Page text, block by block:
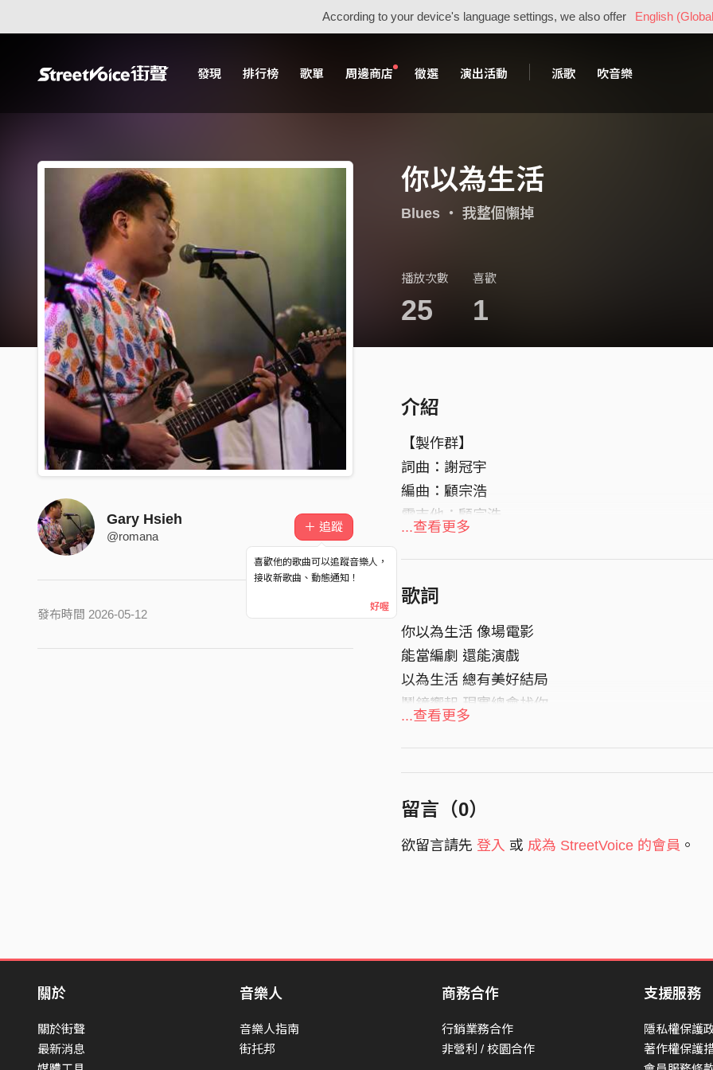
According to your device's language settings, we also offer English
發現 排行榜 歌單 周邊商店 徵選 演出活動 派歌 吹音樂
你以為生活
Blues・ 我整個懶掉
播放次數
25
喜歡
1
Gary Hsieh
@romana
＋ 追蹤
喜歡他的歌曲可以追蹤音樂人，
接收新歌曲、動態通知！
好喔
發布時間 2026-05-12
介紹
【製作群】
詞曲：謝冠宇
編曲：顧宗浩
電吉他：顧宗浩
木吉他：顧宗浩
口琴：顧宗浩
和聲編寫：謝冠宇、顧宗浩
【風格】
芝加哥藍調 Chicago Blues
時間軸來到 1950 年代——藍調離開了密西西比
上門的瞬間。
芝加哥藍調誕生於整個世代從南方北遷後的失落
意一遍一遍聽下去。
【創作理念】
歌詞用一連串「你以為」鋪排出人們面對求學、
...查看更多
歌詞
你以為生活 像場電影
能當編劇 還能演戲
以為生活 總有美好結局
鬧鐘響起 現實總會找你
你以為熬夜能換回睡意
以為生活 總有美好結局
你以為放假睡到自然醒
以為生活 總有美好結局
你以為生活 像場電影
...查看更多
留言（0）
欲留言請先 登入 或 成為 StreetVoice 的會員 。
關於
關於街聲
最新消息
音樂人
音樂人指南
街托邦
商務合作
行銷業務合作
非營利 / 校園合作
支援服務
隱私權保護
著作權保護